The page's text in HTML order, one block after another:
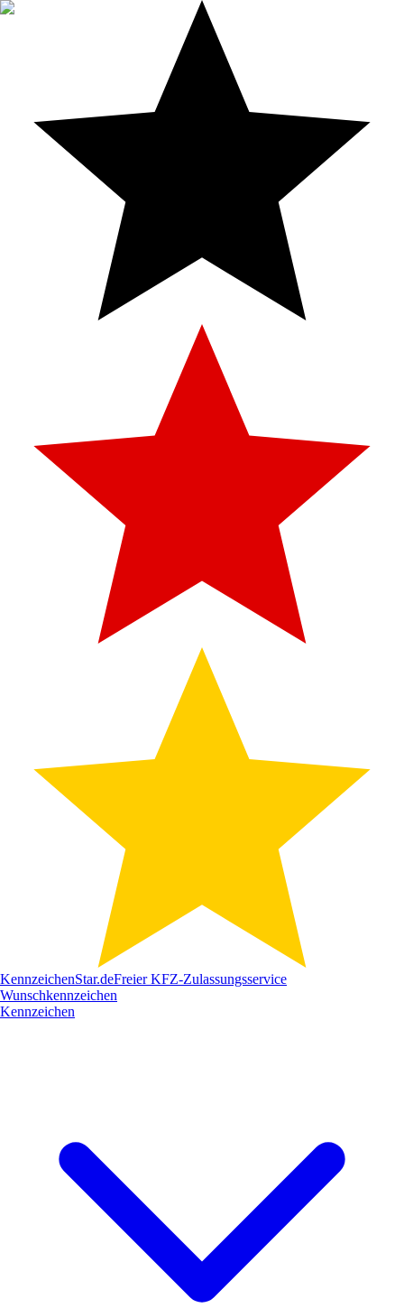
KennzeichenStar.deFreier KFZ-Zulassungsservice
Wunschkennzeichen
Kennzeichen